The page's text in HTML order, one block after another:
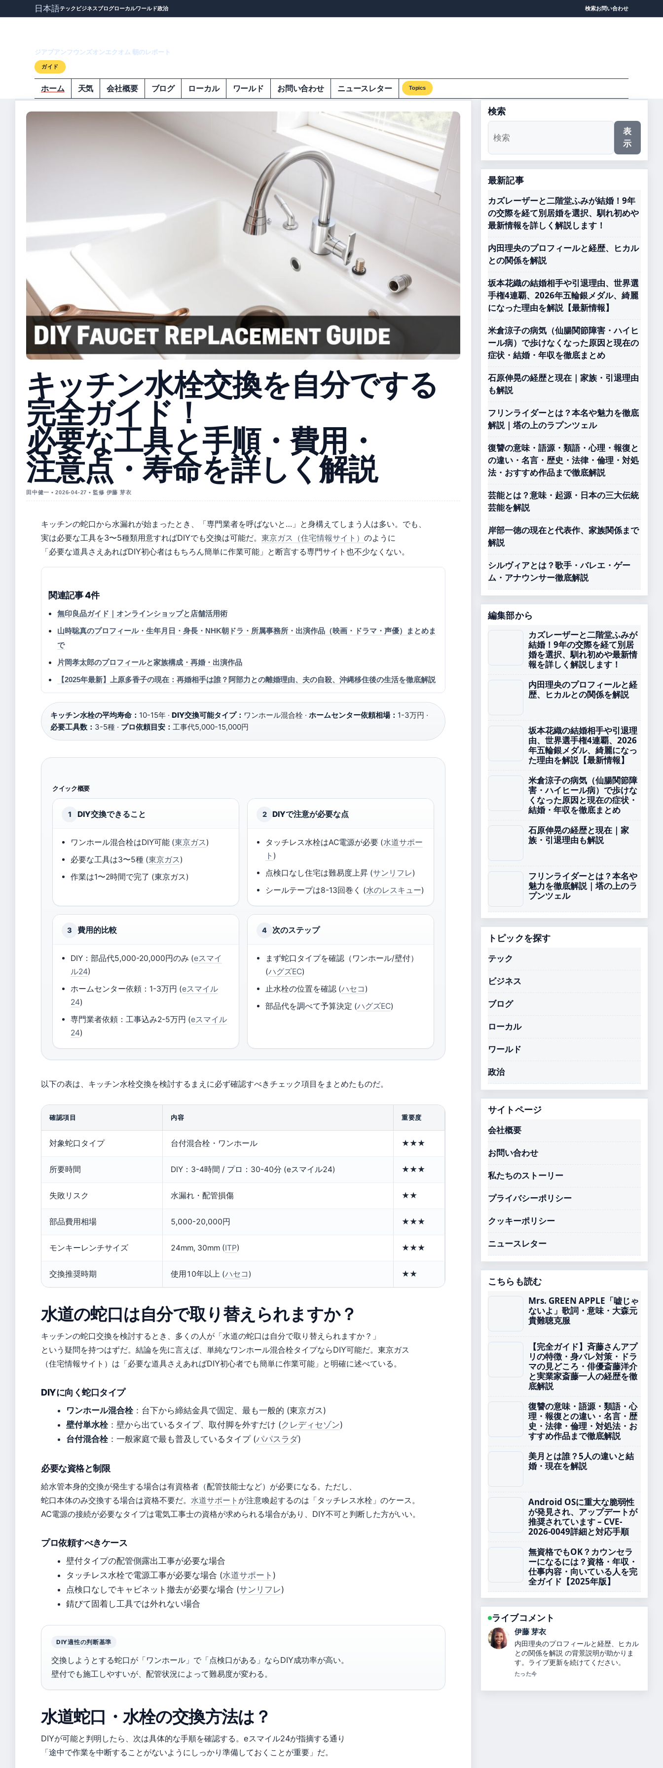
日本語テック ビジネスブログローカルワールド政治 検索お問い合わせ
ジアプアンフウンズオンエクオム 朝のレポート
ガイド
ホーム 天気 会社概要 ブログ ローカル ワールド お問い合わせ ニュースレター Topics
キッチン水栓交換を自分でする
完全ガイド！
必要な工具と手順・費用・
注意点・寿命を詳しく解説
田中健一 • 2026-04-27 • 監修 伊藤 芽衣
キッチンの蛇口から水漏れが始まったとき、「専門業者を呼ばないと…」と身構えてしまう人は多い。でも、
実は必要な工具を3〜5種類用意すればDIYでも交換は可能だ。 東京ガス（住宅情報サイト） のように
「必要な道具さえあればDIY初心者はもちろん簡単に作業可能」と断言する専門サイト也不少なくない。
関連記事 4件
無印良品ガイド｜オンラインショップと店舗活用術
山時聡真のプロフィール・生年月日・身長・NHK朝ドラ・所属事務所・出演作品（映画・ドラマ・声優）まとめま
で
片岡孝太郎のプロフィールと家族構成・再婚・出演作品
【2025年最新】上原多香子の現在：再婚相手は誰？阿部力との離婚理由、夫の自殺、沖縄移住後の生活を徹底解説
キッチン水栓の平均寿命： 10-15年 · DIY交換可能タイプ： ワンホール混合栓 · ホームセンター依頼相場： 1-3万円 ·
必要工具数： 3-5種 · プロ依頼目安： 工事代5,000-15,000円
クイック概要
1 DIY交換できること
ワンホール混合栓はDIY可能 (東京ガス)
必要な工具は3〜5種 (東京ガス)
作業は1〜2時間で完了 (東京ガス)
2 DIYで注意が必要な点
タッチレス水栓はAC電源が必要 (水道サポー
ト )
点検口なし住宅は難易度上昇 (サンリフレ)
シールテープは8-13回巻く (水のレスキュー)
3 費用的比較
DIY：部品代5,000-20,000円のみ (eスマイ
ル24)
ホームセンター依頼：1-3万円 (eスマイル
24)
専門業者依頼：工事込み2-5万円 (eスマイル
24)
4 次のステップ
まず蛇口タイプを確認（ワンホール/壁付）
(ハグズEC)
止水栓の位置を確認 (ハセコ )
部品代を調べて予算決定 (ハグズEC)
以下の表は、キッチン水栓交換を検討するまえに必ず確認すべきチェック項目をまとめたものだ。
確認項目 内容 重要度
対象蛇口タイプ 台付混合栓・ワンホール ★★★
所要時間 DIY：3-4時間 / プロ：30-40分 (eスマイル24) ★★★
失敗リスク 水漏れ・配管損傷 ★★
部品費用相場 5,000-20,000円 ★★★
モンキーレンチサイズ 24mm, 30mm (ITP) ★★★
交換推奨時期 使用10年以上 (ハセコ ) ★★
水道の蛇口は自分で取り替えられますか？
キッチンの蛇口交換を検討するとき、多くの人が「水道の蛇口は自分で取り替えられますか？」
という疑問を持つはずだ。結論を先に言えば、単純なワンホール混合栓タイプならDIY可能だ。東京ガス
（住宅情報サイト）は「必要な道具さえあればDIY初心者でも簡単に作業可能」と明確に述べている。
DIYに向く蛇口タイプ
ワンホール混合栓：台下から締結金具で固定、最も一般的 (東京ガス)
壁付単水栓：壁から出ているタイプ、取付脚を外すだけ (クレディセゾン)
台付混合栓：一般家庭で最も普及しているタイプ (パパスラダ)
必要な資格と制限
給水管本身的交換が発生する場合は有資格者（配管技能士など）が必要になる。ただし、
蛇口本体のみ交換する場合は資格不要だ。 水道サポート が注意喚起するのは「タッチレス水栓」のケース。
AC電源の接続が必要なタイプは電気工事士の資格が求められる場合があり、DIY不可と判断した方がいい。
プロ依頼すべきケース
壁付タイプの配管側露出工事が必要な場合
タッチレス水栓で電源工事が必要な場合 (水道サポート )
点検口なしでキャビネット撤去が必要な場合 (サンリフレ)
錆びて固着し工具では外れない場合
DIY適性の判断基準
交換しようとする蛇口が「ワンホール」で「点検口がある」ならDIY成功率が高い。
壁付でも施工しやすいが、配管状況によって難易度が変わる。
水道蛇口・水栓の交換方法は？
DIYが可能と判明したら、次は具体的な手順を確認する。eスマイル24が指摘する通り
「途中で作業を中断することがないようにしっかり準備しておくことが重要」だ。
検索
表
示
最新記事
カズレーザーと二階堂ふみが結婚！9年
の交際を経て別居婚を選択、馴れ初めや
最新情報を詳しく解説します！
内田理央のプロフィールと経歴、ヒカル
との関係を解説
坂本花織の結婚相手や引退理由、世界選
手権4連覇、2026年五輪銀メダル、綺麗
になった理由を解説【最新情報】
米倉涼子の病気（仙腸関節障害・ハイヒ
ール病）で歩けなくなった原因と現在の
症状・結婚・年収を徹底まとめ
石原伸晃の経歴と現在｜家族・引退理由
も解説
フリンライダーとは？本名や魅力を徹底
解説｜塔の上のラプンツェル
復讐の意味・語源・類語・心理・報復と
の違い・名言・歴史・法律・倫理・対処
法・おすすめ作品まで徹底解説
芸能とは？意味・起源・日本の三大伝統
芸能を解説
岸部一徳の現在と代表作、家族関係まで
解説
シルヴィアとは？歌手・バレエ・ゲー
ム・アナウンサー徹底解説
編集部から
カズレーザーと二階堂ふみが
結婚！9年の交際を経て別居
婚を選択、馴れ初めや最新情
報を詳しく解説します！
内田理央のプロフィールと経
歴、ヒカルとの関係を解説
坂本花織の結婚相手や引退理
由、世界選手権4連覇、2026
年五輪銀メダル、綺麗になっ
た理由を解説【最新情報】
米倉涼子の病気（仙腸関節障
害・ハイヒール病）で歩けな
くなった原因と現在の症状・
結婚・年収を徹底まとめ
石原伸晃の経歴と現在｜家
族・引退理由も解説
フリンライダーとは？本名や
魅力を徹底解説｜塔の上のラ
プンツェル
トピックを探す
テック
ビジネス
ブログ
ローカル
ワールド
政治
サイトページ
会社概要
お問い合わせ
私たちのストーリー
プライバシーポリシー
クッキーポリシー
ニュースレター
こちらも読む
Mrs. GREEN APPLE「嘘じゃ
ないよ」歌詞・意味・大森元
貴難聴克服
【完全ガイド】斉藤さんアプ
リの特徴・身バレ対策・ドラ
マの見どころ・俳優斎藤洋介
と実業家斎藤一人の経歴を徹
底解説
復讐の意味・語源・類語・心
理・報復との違い・名言・歴
史・法律・倫理・対処法・お
すすめ作品まで徹底解説
美月とは誰？5人の違いと結
婚・現在を解説
Android OSに重大な脆弱性
が発見され、アップデートが
推奨されています – CVE-
2026-0049詳細と対応手順
無資格でもOK？カウンセラ
ーになるには？資格・年収・
仕事内容・向いている人を完
全ガイド【2025年版】
ライブコメント
鈴木 蒼
坂本花織の結婚相手や引退理由、世界選
手権4連覇、2026年五輪銀メダル、綺麗
になった理由を解説【最新情報】 の報道
は丁寧で、流れを追いやすいです。